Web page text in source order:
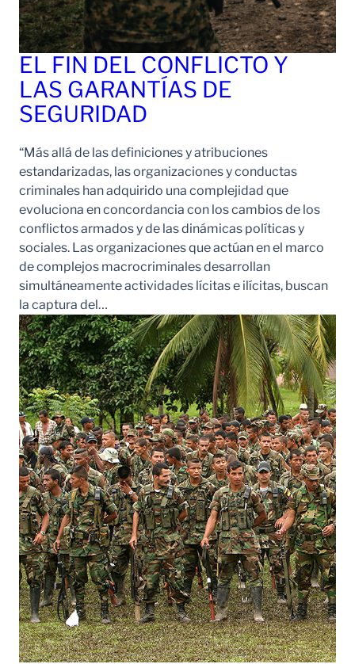
EL FIN DEL CONFLICTO Y
LAS GARANTÍAS DE
SEGURIDAD
“Más allá de las definiciones y atribuciones
estandarizadas, las organizaciones y conductas
criminales han adquirido una complejidad que
evoluciona en concordancia con los cambios de los
conflictos armados y de las dinámicas políticas y
sociales. Las organizaciones que actúan en el marco
de complejos macrocriminales desarrollan
simultáneamente actividades lícitas e ilícitas, buscan
la captura del…